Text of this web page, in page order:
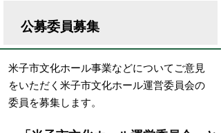
公募委員募集
米子市文化ホール事業などについてご意見
をいただく米子市文化ホール運営委員会の
委員を募集します。